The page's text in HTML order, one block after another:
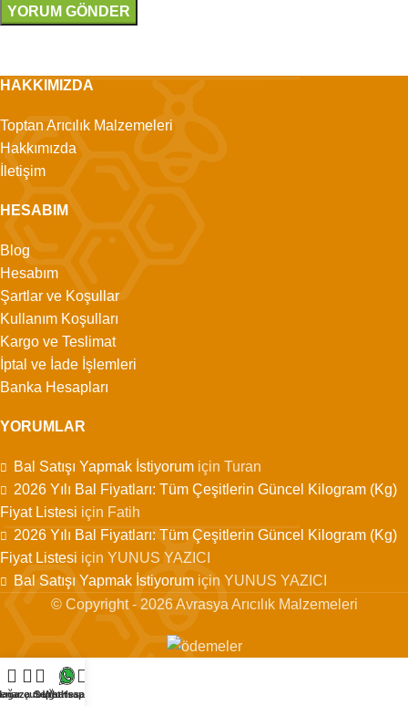
HAKKIMIZDA
Toptan Arıcılık Malzemeleri
Hakkımızda
İletişim
HESABIM
Blog
Hesabım
Şartlar ve Koşullar
Kullanım Koşulları
Kargo ve Teslimat
İptal ve İade İşlemleri
Banka Hesapları
YORUMLAR
Bal Satışı Yapmak İstiyorum için Turan
2026 Yılı Bal Fiyatları: Tüm Çeşitlerin Güncel Kilogram (Kg)
Fiyat Listesi için Fatih
2026 Yılı Bal Fiyatları: Tüm Çeşitlerin Güncel Kilogram (Kg)
Fiyat Listesi için YUNUS YAZICI
Bal Satışı Yapmak İstiyorum için YUNUS YAZICI
© Copyright - 2026 Avrasya Arıcılık Malzemeleri
çubuğu
Sepet
Whatsapp
Hesabım